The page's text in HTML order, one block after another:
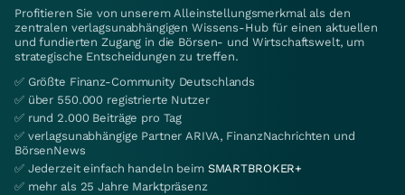
Profitieren Sie von unserem Alleinstellungsmerkmal als den
zentralen verlagsunabhängigen Wissens-Hub für einen aktuellen
und fundierten Zugang in die Börsen- und Wirtschaftswelt, um
strategische Entscheidungen zu treffen.
✅ Größte Finanz-Community Deutschlands
✅ über 550.000 registrierte Nutzer
✅ rund 2.000 Beiträge pro Tag
✅ verlagsunabhängige Partner ARIVA, FinanzNachrichten und
BörsenNews
✅ Jederzeit einfach handeln beim SMARTBROKER+
✅ mehr als 25 Jahre Marktpräsenz